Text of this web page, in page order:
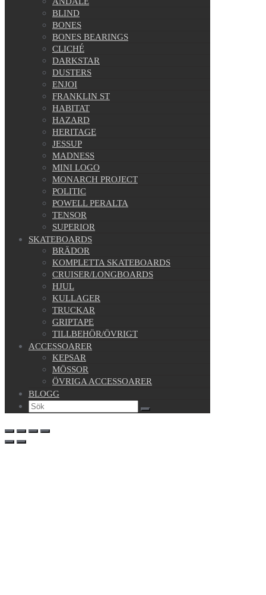
BLIND
BONES
BONES BEARINGS
CLICHÉ
DARKSTAR
DUSTERS
ENJOI
FRANKLIN ST
HABITAT
HAZARD
HERITAGE
JESSUP
MADNESS
MINI LOGO
MONARCH PROJECT
POLITIC
POWELL PERALTA
TENSOR
SUPERIOR
SKATEBOARDS
BRÄDOR
KOMPLETTA SKATEBOARDS
CRUISER/LONGBOARDS
HJUL
KULLAGER
TRUCKAR
GRIPTAPE
TILLBEHÖR/ÖVRIGT
ACCESSOARER
KEPSAR
MÖSSOR
ÖVRIGA ACCESSOARER
BLOGG